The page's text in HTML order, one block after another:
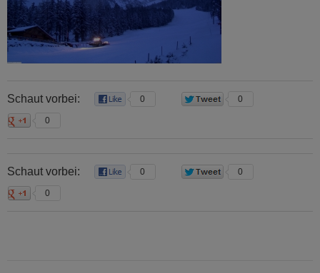
Schaut vorbei: 0 0
0
Schaut vorbei: 0 0
0